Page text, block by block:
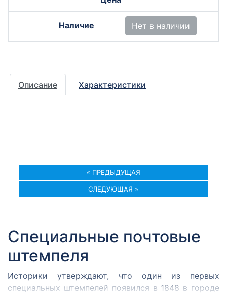
Нет в наличии
Описание Характеристики
« ПРЕДЫДУЩАЯ
СЛЕДУЮЩАЯ »
Специальные почтовые
штемпеля
Историки утверждают, что один из первых
специальных штемпелей появился в 1848 в городе